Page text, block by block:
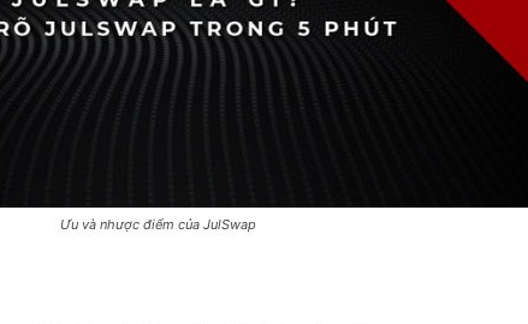
Ưu và nhược điểm của JulSwap